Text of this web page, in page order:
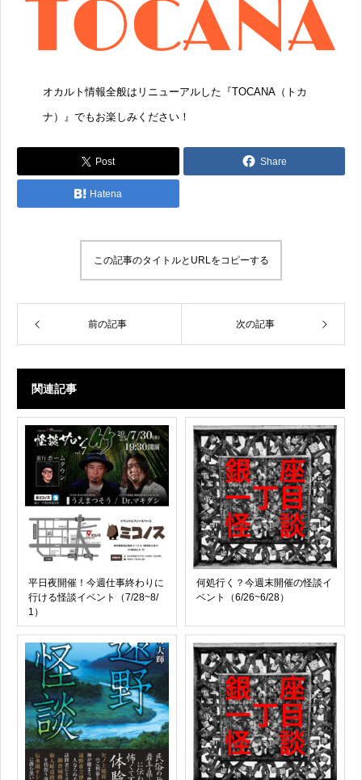
オカルト情報全般はリニューアルした『TOCANA（トカ
ナ） 』でもお楽しみください！
Post Share
Hatena
この記事のタイトルとURLをコピーする
前の記事 次の記事
関連記事
平日夜開催！今週仕事終わりに
行ける怪談イベント（7/28~8/
1）
何処行く？今週末開催の怪談イ
ベント（6/26~6/28）